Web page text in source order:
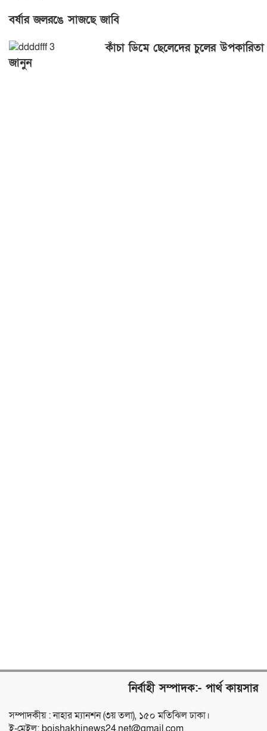
বর্ষার জলরঙে সাজছে জাবি
কাঁচা ডিমে ছেলেদের চুলের উপকারিতা
জানুন
নির্বাহী সম্পাদক:- পার্থ কায়সার
সম্পাদকীয় : নাহার ম্যানশন (৩য় তলা), ১৫০ মতিঝিল ঢাকা।